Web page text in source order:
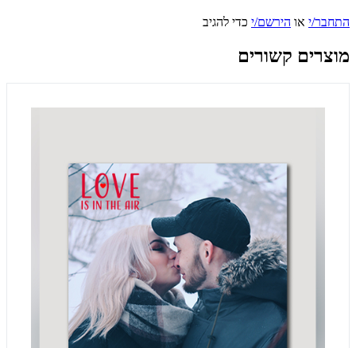
התחבר/י או הירשם/י כדי להגיב
מוצרים קשורים